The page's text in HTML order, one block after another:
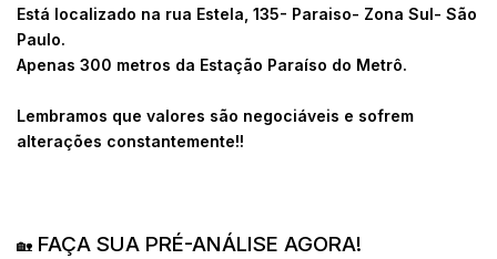
Está localizado na rua Estela, 135- Paraiso- Zona Sul- São
Paulo.
Apenas 300 metros da Estação Paraíso do Metrô.
Lembramos que valores são negociáveis e sofrem
alterações constantemente!!
🏡 FAÇA SUA PRÉ-ANÁLISE AGORA!